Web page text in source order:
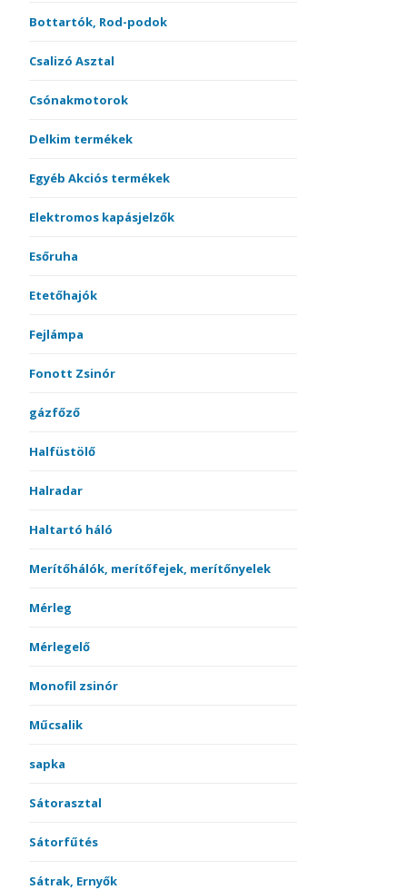
Bottartók, Rod-podok
Csalizó Asztal
Csónakmotorok
Delkim termékek
Egyéb Akciós termékek
Elektromos kapásjelzők
Esőruha
Etetőhajók
Fejlámpa
Fonott Zsinór
gázfőző
Halfüstölő
Halradar
Haltartó háló
Merítőhálók, merítőfejek, merítőnyelek
Mérleg
Mérlegelő
Monofil zsinór
Műcsalik
sapka
Sátorasztal
Sátorfűtés
Sátrak, Ernyők